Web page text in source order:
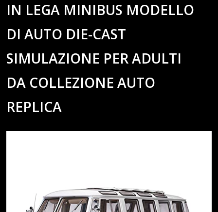
IN LEGA MINIBUS MODELLO
DI AUTO DIE-CAST
SIMULAZIONE PER ADULTI
DA COLLEZIONE AUTO
REPLICA